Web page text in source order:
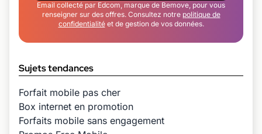
Email collecté par Edcom, marque de Bemove, pour vous
renseigner sur des offres. Consultez notre politique de
confidentialitéet de gestion de vos données.
Sujets tendances
Forfait mobile pas cher
Box internet en promotion
Forfaits mobile sans engagement